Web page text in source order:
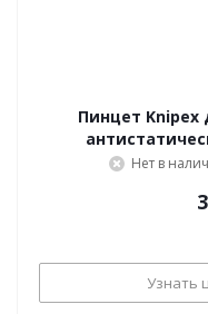
Пинцет Knipex
Нет в
Узнать